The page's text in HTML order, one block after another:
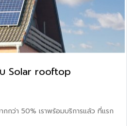
Solar rooftop
กกว่า 50% เราพร้อมบริการแล้ว ที่แรก